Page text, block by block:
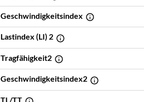
Geschwindigkeitsindex
Lastindex (LI) 2
Tragfähigkeit2
Geschwindigkeitsindex2
TL/TT